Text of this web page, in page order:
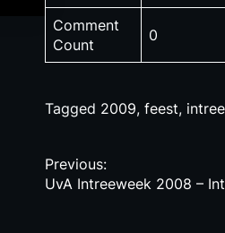
Comment
Count
0
Tagged 2009, feest,
P
o
Previous:
UvA Intreeweek 2008 –